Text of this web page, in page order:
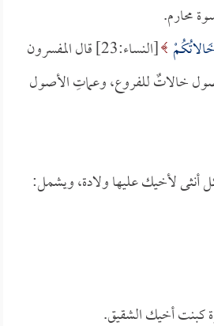
محارم.
[النساء:23] قال المفسرون
خالاتٌ للفروع، وعماتِ الأصول
لأخيك عليها ولادة، ويشمل:
كبنت أخيك الشقيق.